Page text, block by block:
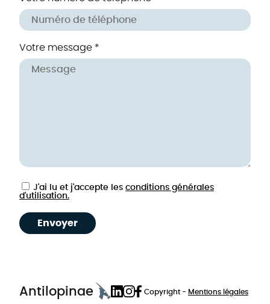
Votre message *
J'ai lu et j'accepte les conditions générales
d'utilisation.
Envoyer
Antilopinae Copyright - Mentions légales